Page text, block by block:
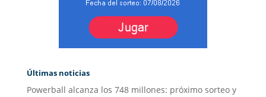
Últimas noticias
Powerball alcanza los 748 millones: próximo sorteo y